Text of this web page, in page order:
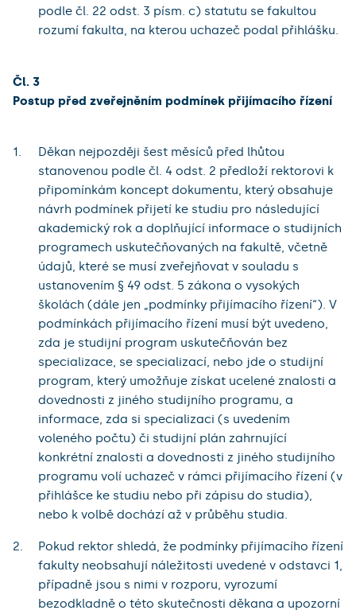
podle čl. 22 odst. 3 písm. c) statutu se fakultou
rozumí fakulta, na kterou uchazeč podal přihlášku.
Čl. 3
Postup před zveřejněním podmínek přijímacího řízení
Děkan nejpozději šest měsíců před lhůtou
stanovenou podle čl. 4 odst. 2 předloží rektorovi k
připomínkám koncept dokumentu, který obsahuje
návrh podmínek přijetí ke studiu pro následující
akademický rok a doplňující informace o studijních
programech uskutečňovaných na fakultě, včetně
údajů, které se musí zveřejňovat v souladu s
ustanovením § 49 odst. 5 zákona o vysokých
školách (dále jen „podmínky přijímacího řízení“). V
podmínkách přijímacího řízení musí být uvedeno,
zda je studijní program uskutečňován bez
specializace, se specializací, nebo jde o studijní
program, který umožňuje získat ucelené znalosti a
dovednosti z jiného studijního programu, a
informace, zda si specializaci (s uvedením
voleného počtu) či studijní plán zahrnující
konkrétní znalosti a dovednosti z jiného studijního
programu volí uchazeč v rámci přijímacího řízení (v
přihlášce ke studiu nebo při zápisu do studia),
nebo k volbě dochází až v průběhu studia.
Pokud rektor shledá, že podmínky přijímacího řízení
fakulty neobsahují náležitosti uvedené v odstavci 1,
případně jsou s nimi v rozporu, vyrozumí
bezodkladně o této skutečnosti děkana a upozorní